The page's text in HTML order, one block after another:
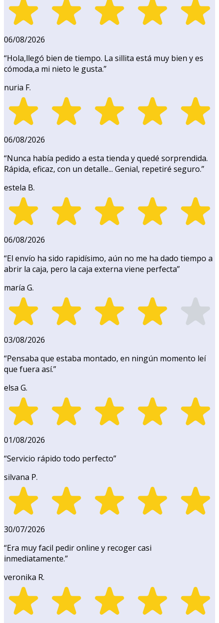
06/08/2026
“Hola,llegó bien de tiempo. La sillita está muy bien y es
cómoda,a mi nieto le gusta.”
nuria F.
06/08/2026
“Nunca había pedido a esta tienda y quedé sorprendida.
Rápida, eficaz, con un detalle... Genial, repetiré seguro.”
estela B.
06/08/2026
“El envío ha sido rapidísimo, aún no me ha dado tiempo a
abrir la caja, pero la caja externa viene perfecta”
maría G.
03/08/2026
“Pensaba que estaba montado, en ningún momento leí
que fuera así.”
elsa G.
01/08/2026
“Servicio rápido todo perfecto”
silvana P.
30/07/2026
“Era muy facil pedir online y recoger casi
inmediatamente.”
veronika R.